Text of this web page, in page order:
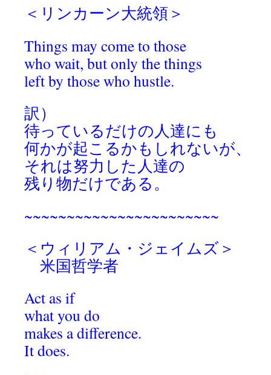
＜リンカーン大統領＞
Things may come to those
who wait, but only the things
left by those who hustle.
訳）
待っているだけの人達にも
何かが起こるかもしれないが、
それは努力した人達の
残り物だけである。
~~~~~~~~~~~~~~~~~~~~~~~
＜ウィリアム・ジェイムズ＞
米国哲学者
Act as if
what you do
makes a difference.
It does.